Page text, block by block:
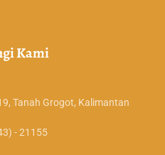
Kami
Tanah Grogot, Kalimantan
- 21155